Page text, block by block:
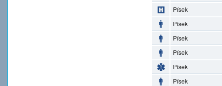
Písek
Písek
Písek
Písek
Písek
Písek